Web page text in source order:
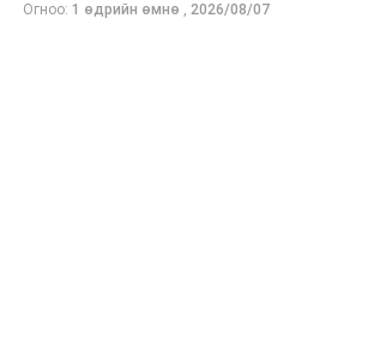
Огноо: 1 өдрийн өмнө , 2026/08/07